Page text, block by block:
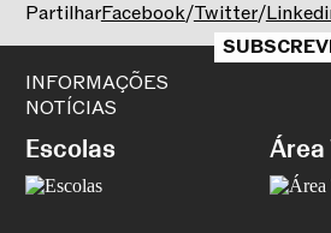
PartilharFacebook/Twitter/
INFORMAÇÕES
NOTÍCIAS
Escolas Área